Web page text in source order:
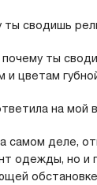
ты сводишь
почему ты
и цветам
на мой
самом деле,
одежды, но и